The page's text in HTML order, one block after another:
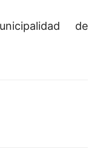
de